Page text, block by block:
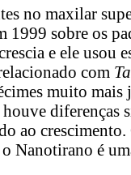
no maxilar
1999 sobre os
e ele usou
com
muito mais
houve diferenças
ao
Nanotirano é